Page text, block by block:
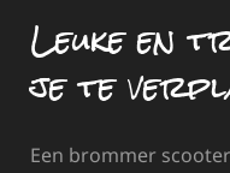
Leuke en
je te
Een brommer